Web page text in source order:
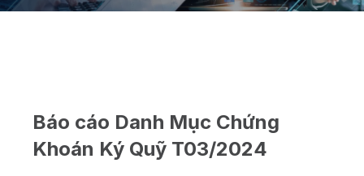
Báo cáo Danh Mục Chứng
Khoán Ký Quỹ T03/2024